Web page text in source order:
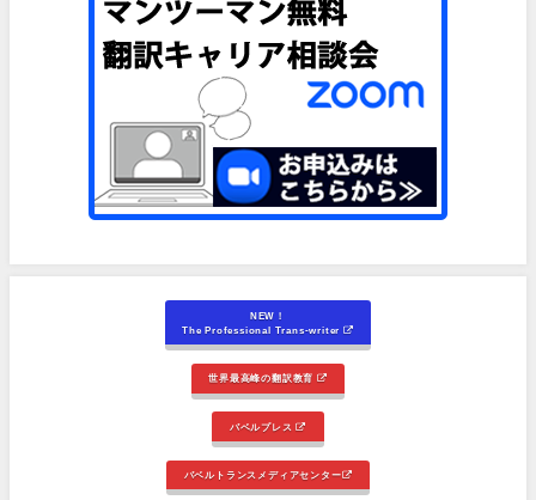
NEW！
The Professional Trans-writer
世界最高峰の翻訳教育
バベルプレス
バベルトランスメディアセンター